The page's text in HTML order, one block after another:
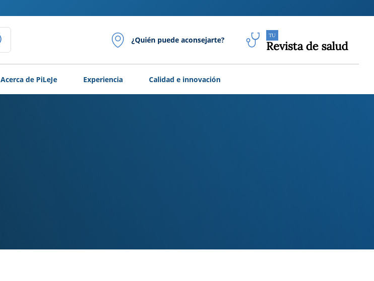
LANZAR
LA
BÚSQUEDA
¿Quién puede aconsejarte? TU
Revista de salud
Acerca de PiLeJe Experiencia Calidad e innovación